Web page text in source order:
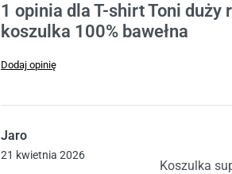
1 opinia dla T-shirt Toni duży
koszulka 100% bawełna
Dodaj opinię
Jaro
21 kwietnia 2026
Koszulka